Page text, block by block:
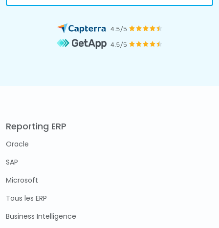
Reporting ERP
Oracle
SAP
Microsoft
Tous les ERP
Business Intelligence